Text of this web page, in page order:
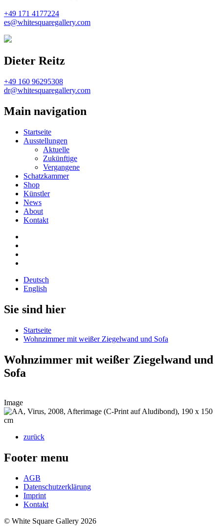
+49 171 4177224
es@whitesquaregallery.com
Dieter Reitz
+49 160 96295308
dr@whitesquaregallery.com
Main navigation
Startseite
Ausstellungen
Aktuelle
Zukünftige
Vergangene
Schatzkammer
Shop
Künstler
News
About
Kontakt
Deutsch
English
Sie sind hier
Startseite
Wohnzimmer mit weißer Ziegelwand und Sofa
Wohnzimmer mit weißer Ziegelwand und
Sofa
Image
zurück
Footer menu
AGB
Datenschutzerklärung
Imprint
Kontakt
© White Square Gallery 2026